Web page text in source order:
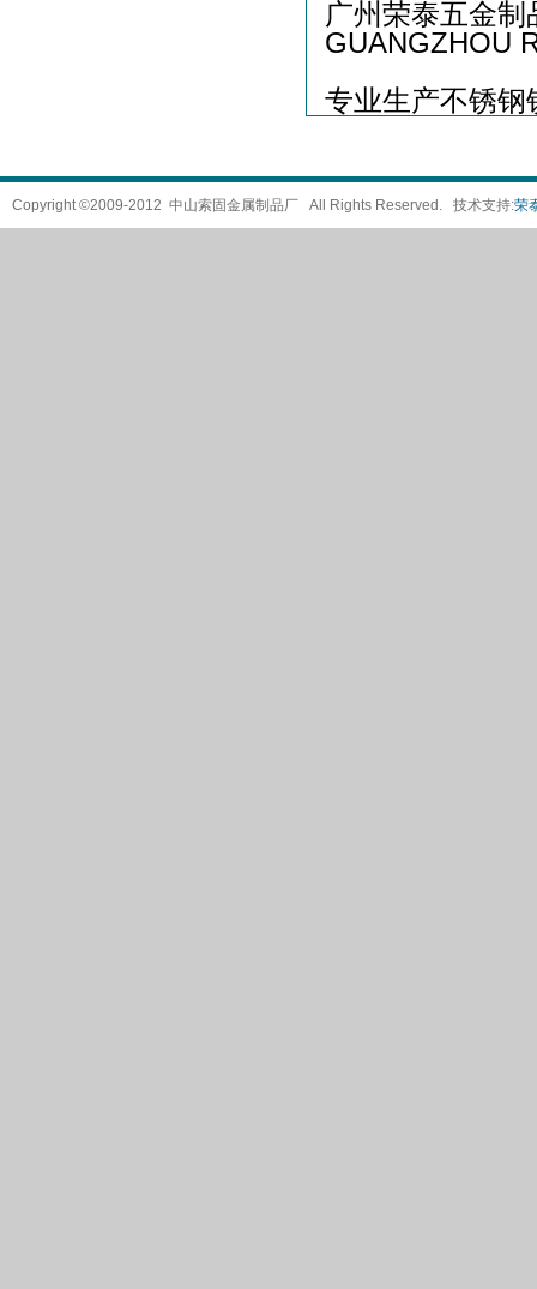
广州荣泰五金制
GUANGZHOU
专业生产不锈钢
Copyright ©2009-2012 中山索固金属制品厂 All Rights Reserved. 技术支持:荣